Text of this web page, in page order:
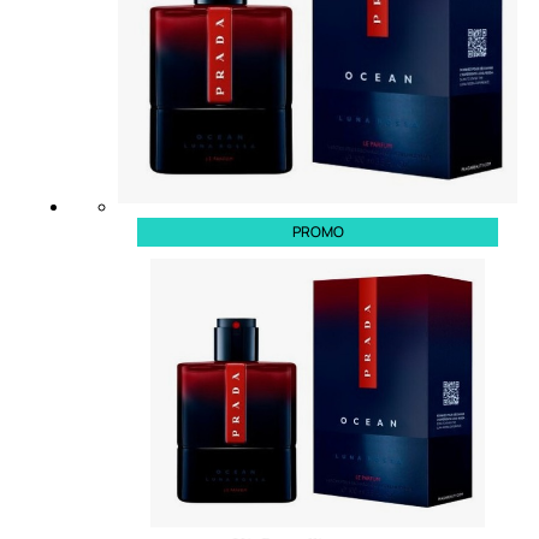
ACCESSORI
Pennelli Viso
Pennelli Occhi
Pennelli Labbra
Accessori Make Up
Accessori Occhi
Ciglia Finte
Pinzette
PROMO